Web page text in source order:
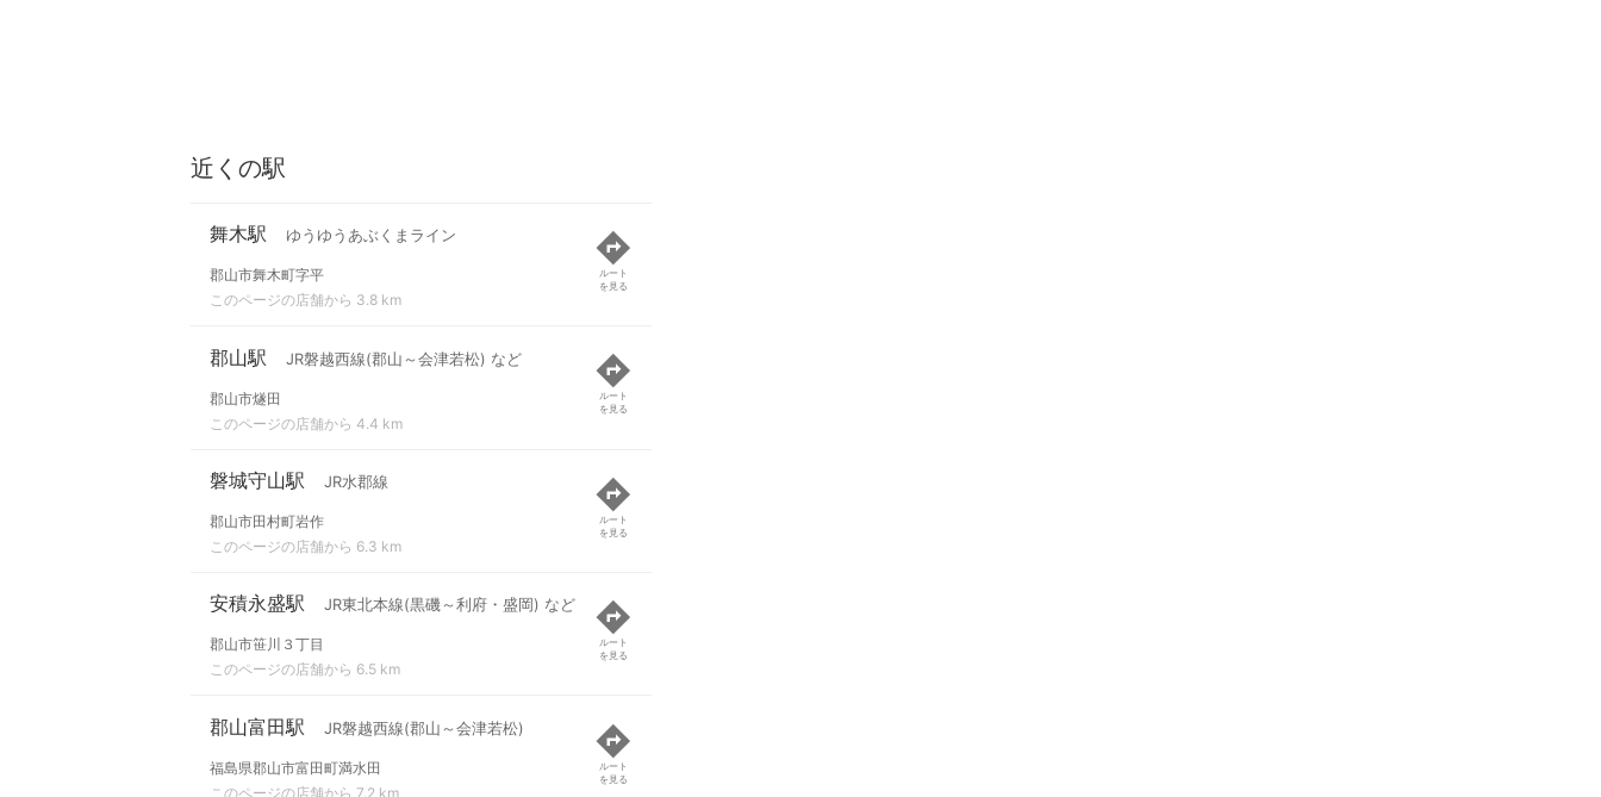
近くの駅
舞木駅 ゆうゆうあぶくまライン
郡山市舞木町字平
このページの店舗から 3.8 km
ルート
を見る
郡山駅 JR磐越西線(郡山～会津若松) など
郡山市燧田
このページの店舗から 4.4 km
ルート
を見る
磐城守山駅 JR水郡線
郡山市田村町岩作
このページの店舗から 6.3 km
ルート
を見る
安積永盛駅 JR東北本線(黒磯～利府・盛岡) など
郡山市笹川３丁目
このページの店舗から 6.5 km
ルート
を見る
郡山富田駅 JR磐越西線(郡山～会津若松)
福島県郡山市富田町満水田
このページの店舗から 7.2 km
ルート
を見る